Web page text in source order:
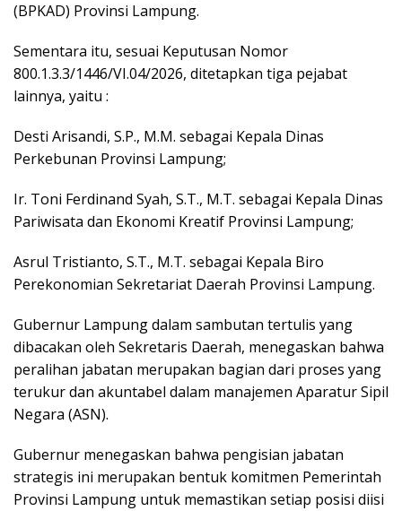
(BPKAD) Provinsi Lampung.
Sementara itu, sesuai Keputusan Nomor
800.1.3.3/1446/VI.04/2026, ditetapkan tiga pejabat
lainnya, yaitu :
Desti Arisandi, S.P., M.M. sebagai Kepala Dinas
Perkebunan Provinsi Lampung;
Ir. Toni Ferdinand Syah, S.T., M.T. sebagai Kepala Dinas
Pariwisata dan Ekonomi Kreatif Provinsi Lampung;
Asrul Tristianto, S.T., M.T. sebagai Kepala Biro
Perekonomian Sekretariat Daerah Provinsi Lampung.
Gubernur Lampung dalam sambutan tertulis yang
dibacakan oleh Sekretaris Daerah, menegaskan bahwa
peralihan jabatan merupakan bagian dari proses yang
terukur dan akuntabel dalam manajemen Aparatur Sipil
Negara (ASN).
Gubernur menegaskan bahwa pengisian jabatan
strategis ini merupakan bentuk komitmen Pemerintah
Provinsi Lampung untuk memastikan setiap posisi diisi